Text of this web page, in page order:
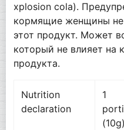
xplosion cola).
кормящие женщины не
этот продукт. Может
который не влияет на
продукта.
Nutrition
declaration
1
(10g)